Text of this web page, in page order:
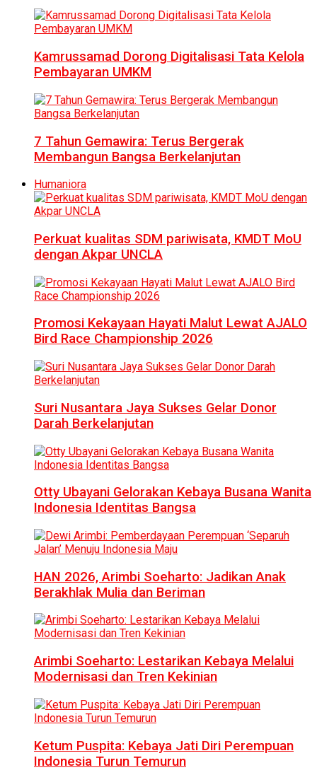
Kamrussamad Dorong Digitalisasi Tata Kelola
Pembayaran UMKM
7 Tahun Gemawira: Terus Bergerak
Membangun Bangsa Berkelanjutan
Humaniora
Perkuat kualitas SDM pariwisata, KMDT MoU
dengan Akpar UNCLA
Promosi Kekayaan Hayati Malut Lewat AJALO
Bird Race Championship 2026
Suri Nusantara Jaya Sukses Gelar Donor
Darah Berkelanjutan
Otty Ubayani Gelorakan Kebaya Busana Wanita
Indonesia Identitas Bangsa
HAN 2026, Arimbi Soeharto: Jadikan Anak
Berakhlak Mulia dan Beriman
Arimbi Soeharto: Lestarikan Kebaya Melalui
Modernisasi dan Tren Kekinian
Ketum Puspita: Kebaya Jati Diri Perempuan
Indonesia Turun Temurun